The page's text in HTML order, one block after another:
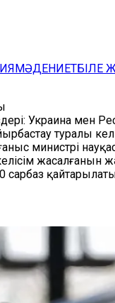
МӘДЕНИЕТБІЛЕ
Украина мен
туралы
министрі
жасалғанын
сарбаз